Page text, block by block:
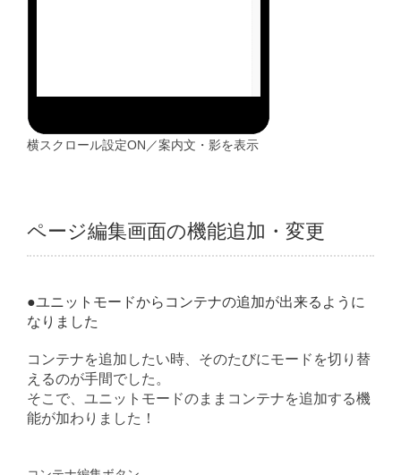
横スクロール設定ON／案内文・影を表示
ページ編集画面の機能追加・変更
●ユニットモードからコンテナの追加が出来るように
なりました
コンテナを追加したい時、そのたびにモードを切り替
えるのが手間でした。
そこで、ユニットモードのままコンテナを追加する機
能が加わりました！